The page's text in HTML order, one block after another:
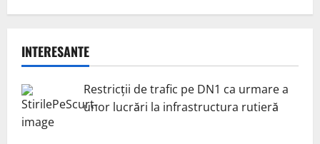
INTERESANTE
Restricții de trafic pe DN1 ca urmare a
unor lucrări la infrastructura rutieră